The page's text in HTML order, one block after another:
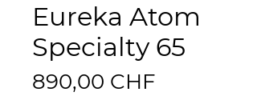
Eureka Atom
Specialty 65
890,00 CHFPreis